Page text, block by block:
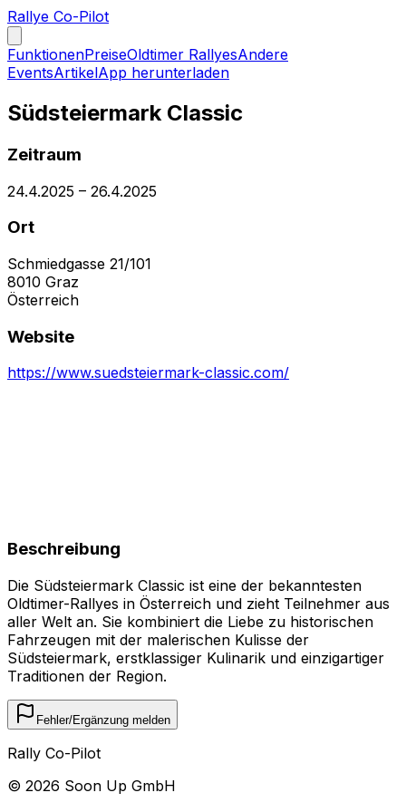
Rallye Co-Pilot
FunktionenPreiseOldtimer RallyesAndere
EventsArtikelApp herunterladen
Südsteiermark Classic
Zeitraum
24.4.2025 – 26.4.2025
Ort
Schmiedgasse 21/101
8010 Graz
Österreich
Website
https://www.suedsteiermark-classic.com/
Beschreibung
Die Südsteiermark Classic ist eine der bekanntesten
Oldtimer-Rallyes in Österreich und zieht Teilnehmer aus
aller Welt an. Sie kombiniert die Liebe zu historischen
Fahrzeugen mit der malerischen Kulisse der
Südsteiermark, erstklassiger Kulinarik und einzigartiger
Traditionen der Region.
Fehler/Ergänzung melden
Rally Co-Pilot
© 2026 Soon Up GmbH